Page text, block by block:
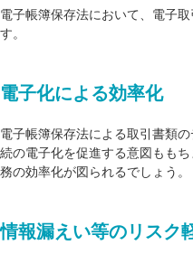
電子帳簿保存法において、電子
す。
電子化による効率化
電子帳簿保存法による取引書類
続の電子化を促進する意図もも
務の効率化が図られるでしょう。
情報漏えい等のリスク